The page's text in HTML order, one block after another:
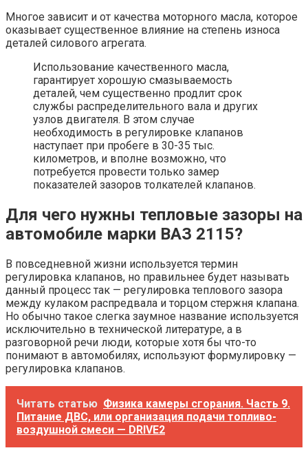
Многое зависит и от качества моторного масла, которое
оказывает существенное влияние на степень износа
деталей силового агрегата.
Использование качественного масла,
гарантирует хорошую смазываемость
деталей, чем существенно продлит срок
службы распределительного вала и других
узлов двигателя. В этом случае
необходимость в регулировке клапанов
наступает при пробеге в 30-35 тыс.
километров, и вполне возможно, что
потребуется провести только замер
показателей зазоров толкателей клапанов.
Для чего нужны тепловые зазоры на
автомобиле марки ВАЗ 2115?
В повседневной жизни используется термин
регулировка клапанов, но правильнее будет называть
данный процесс так — регулировка теплового зазора
между кулаком распредвала и торцом стержня клапана.
Но обычно такое слегка заумное название используется
исключительно в технической литературе, а в
разговорной речи люди, которые хотя бы что-то
понимают в автомобилях, используют формулировку —
регулировка клапанов.
Читать статью Физика камеры сгорания. Часть 9.
Питание ДВС, или организация подачи топливо-
воздушной смеси — DRIVE2